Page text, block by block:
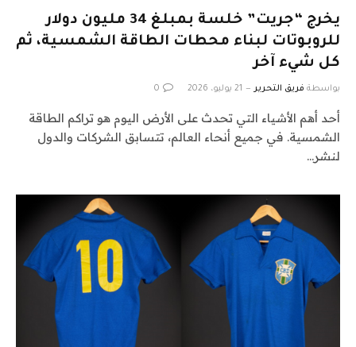
يخرج “جريت” خلسة بمبلغ 34 مليون دولار
للروبوتات لبناء محطات الطاقة الشمسية، ثم
كل شيء آخر
بواسطة فريق التحرير 21 يوليو، 2026 0
أحد أهم الأشياء التي تحدث على الأرض اليوم هو تراكم الطاقة
الشمسية. في جميع أنحاء العالم، تتسابق الشركات والدول
لنشر…